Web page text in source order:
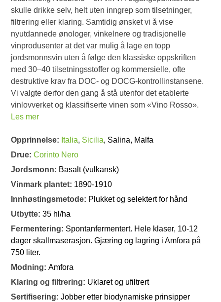
skulle drikke selv, helt uten inngrep som tilsetninger,
filtrering eller klaring. Samtidig ønsket vi å vise
nyutdannede ønologer, vinkelnere og tradisjonelle
vinprodusenter at det var mulig å lage en topp
jordsmonnsvin uten å følge den klassiske oppskriften
med 30–40 tilsetningsstoffer og kommersielle, ofte
destruktive krav fra DOC- og DOCG-kontrollinstansene.
Vi valgte derfor den gang å stå utenfor det etablerte
vinlovverket og klassifiserte vinen som «Vino Rosso».
Les mer
Opprinnelse: Italia, Sicilia, Salina, Malfa
Drue:Corinto Nero
Jordsmonn: Basalt (vulkansk)
Vinmark plantet: 1890-1910
Innhøstingsmetode: Plukket og selektert for hånd
Utbytte:35 hl/ha
Fermentering: Spontanfermentert. Hele klaser, 10-12
dager skallmaserasjon. Gjæring og lagring i Amfora på
750 liter.
Modning:Amfora
Klaring og filtrering: Uklaret og ufiltrert
Sertifisering:Jobber etter biodynamiske prinsipper